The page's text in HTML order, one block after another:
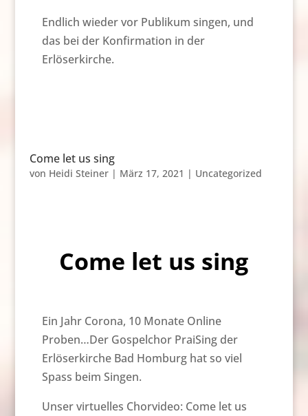
Endlich wieder vor Publikum singen, und
das bei der Konfirmation in der
Erlöserkirche.
Come let us sing
von Heidi Steiner| März 17, 2021 | Uncategorized
Come let us sing
Ein Jahr Corona, 10 Monate Online
Proben…Der Gospelchor PraiSing der
Erlöserkirche Bad Homburg hat so viel
Spass beim Singen.
Unser virtuelles Chorvideo: Come let us